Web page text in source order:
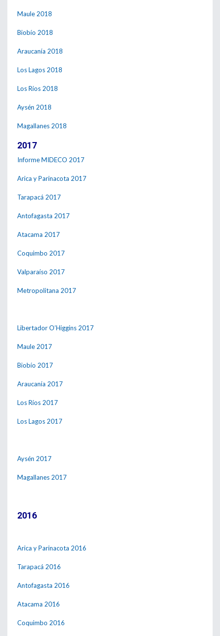
Maule 2018
Biobío 2018
Araucanía 2018
Los Lagos 2018
Los Ríos 2018
Aysén 2018
Magallanes 2018
2017
Informe MIDECO 2017
Arica y Parinacota 2017
Tarapacá 2017
Antofagasta 2017
Atacama 2017
Coquimbo 2017
Valparaíso 2017
Metropolitana 2017
Libertador O’Higgins 2017
Maule 2017
Biobío 2017
Araucanía 2017
Los Ríos 2017
Los Lagos 2017
Aysén 2017
Magallanes 2017
2016
Arica y Parinacota 2016
Tarapacá 2016
Antofagasta 2016
Atacama 2016
Coquimbo 2016